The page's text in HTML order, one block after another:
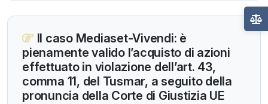
Il caso Mediaset-Vivendi: è
pienamente valido l’acquisto di azioni
effettuato in violazione dell’art. 43,
comma 11, del Tusmar, a seguito della
pronuncia della Corte di Giustizia UE